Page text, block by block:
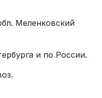
Меленковский
и по России.